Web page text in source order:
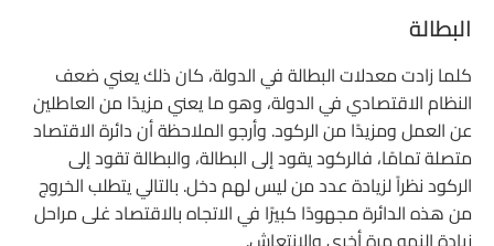
البطالة
كلما زادت معدلات البطالة في الدولة، كان ذلك يعني ضعف
النظام الاقتصادي في الدولة، وهو ما يعني مزيدًا من العاطلين
عن العمل ومزيدًا من الركود. وأرجو الملاحظة أن دائرة الاقتصاد
متصلة تمامًا، فالركود يقود إلى البطالة، والبطالة تقود إلى
الركود نظراً لزيادة عدد من ليس لهم دخل. بالتالي يتطلب الخروج
من هذه الدائرة مجهودًا كبيرًا في الاتجاه بالاقتصاد غلى مراحل